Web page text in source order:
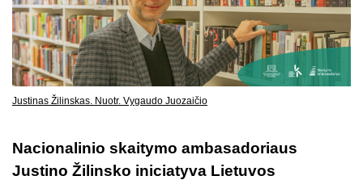
Justinas Žilinskas. Nuotr. Vygaudo Juozaičio
Nacionalinio skaitymo ambasadoriaus
Justino Žilinsko iniciatyva Lietuvos